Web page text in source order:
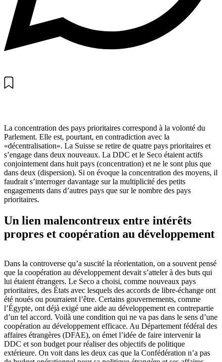
La concentration des pays prioritaires correspond à la volonté du
Parlement. Elle est, pourtant, en contradiction avec la
«décentralisation». La Suisse se retire de quatre pays prioritaires et
s’engage dans deux nouveaux. La DDC et le Seco étaient actifs
conjointement dans huit pays (concentration) et ne le sont plus que
dans deux (dispersion). Si on évoque la concentration des moyens, il
faudrait s’interroger davantage sur la multiplicité des petits
engagements dans d’autres pays que sur le nombre des pays
prioritaires.
Un lien malencontreux entre intérêts
propres et coopération au développement
Dans la controverse qu’a suscité la réorientation, on a souvent pensé
que la coopération au développement devait s’atteler à des buts qui
lui étaient étrangers. Le Seco a choisi, comme nouveaux pays
prioritaires, des États avec lesquels des accords de libre-échange ont
été noués ou pourraient l’être. Certains gouvernements, comme
l’Égypte, ont déjà exigé une aide au développement en contrepartie
d’un tel accord. Voilà une condition qui ne va pas dans le sens d’une
coopération au développement efficace. Au Département fédéral des
affaires étrangères (DFAE), on émet l’idée de faire intervenir la
DDC et son budget pour réaliser des objectifs de politique
extérieure. On voit dans les deux cas que la Confédération n’a pas